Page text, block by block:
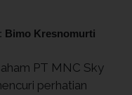
Bimo Kresnomurti
PT MNC Sky
perhatian